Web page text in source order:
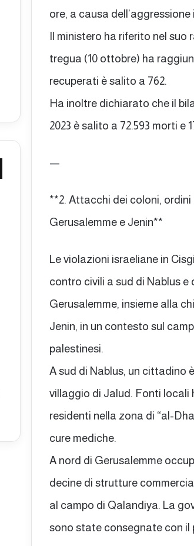
ore, a causa
Il ministero ha riferito nel
tregua (10 ottobre) ha
recuperati è salito a 762.
Ha inoltre dichiarato che il
2023 è salito a 72.593 morti e
—
**2. Attacchi dei coloni,
Gerusalemme e Jenin**
Le violazioni israeliane in
contro civili a sud di Nablus
Gerusalemme, insieme alla
Jenin, in un contesto sul
palestinesi.
A sud di Nablus, un cittadino
villaggio di Jalud. Fonti locali
residenti nella zona di “al-
cure mediche.
A nord di Gerusalemme
decine di strutture
al campo di Qalandiya. La
sono state consegnate con il